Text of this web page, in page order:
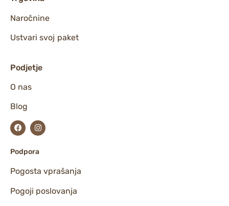
Naročnine
Ustvari svoj paket
Podjetje
O nas
Blog
Podpora
Pogosta vprašanja
Pogoji poslovanja